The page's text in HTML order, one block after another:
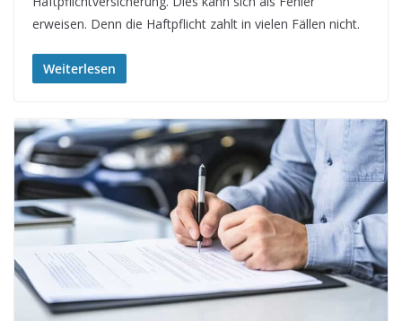
erweisen. Denn die Haftpflicht zahlt in vielen Fällen nicht.
Weiterlesen